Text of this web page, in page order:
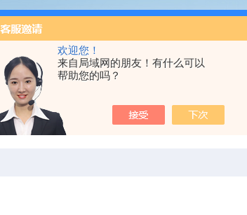
欢迎您！
来自局域网的朋友！有什么可以
帮助您的吗？
固纬 AFG-2225 双通道任意波信号发生器
当前位置： 首页 产品中心 华仪EEC 电源